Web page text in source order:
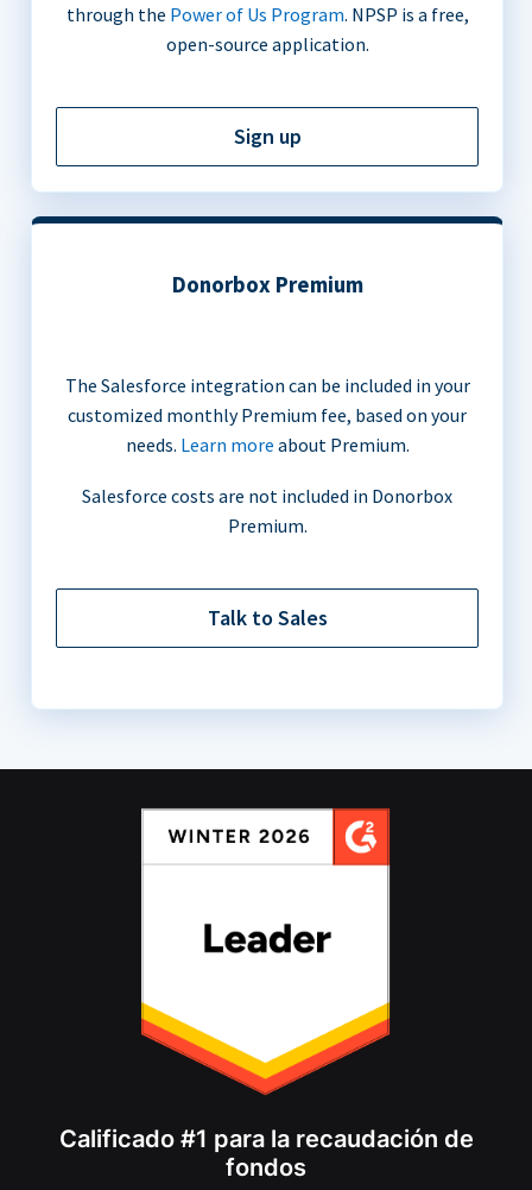
through the Power of Us Program. NPSP is a free,
open-source application.
Sign up
Donorbox Premium
The Salesforce integration can be included in your
customized monthly Premium fee, based on your
needs. Learn more about Premium.
Salesforce costs are not included in Donorbox
Premium.
Talk to Sales
Calificado #1 para la recaudación de
fondos